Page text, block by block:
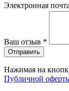
Электронная почта
Ваш отзыв *
Отправить
Нажимая на
Публичной